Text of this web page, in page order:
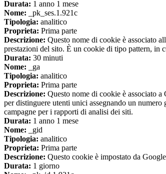
Durata: 1 anno 1 mese
Nome: _pk_ses.1.921c
Tipologia: analitico
Proprieta: Prima parte
Descrizione: Questo nome di cookie è associato
prestazioni del sito. È un cookie di tipo pattern, in
Durata: 30 minuti
Nome: _ga
Tipologia: analitico
Proprieta: Prima parte
Descrizione: Questo nome di cookie è associato
per distinguere utenti unici assegnando un
campagne per i rapporti di analisi dei siti.
Durata: 1 anno 1 mese
Nome: _gid
Tipologia: analitico
Proprieta: Prima parte
Descrizione: Questo cookie è impostato da
Durata: 1 giorno